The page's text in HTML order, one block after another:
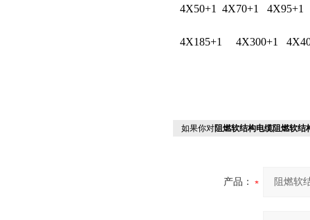
4X50+1 4X70+1 4X95+1
4X185+1 4X300+1
如果你对阻燃软结构电缆阻燃软结
产品：